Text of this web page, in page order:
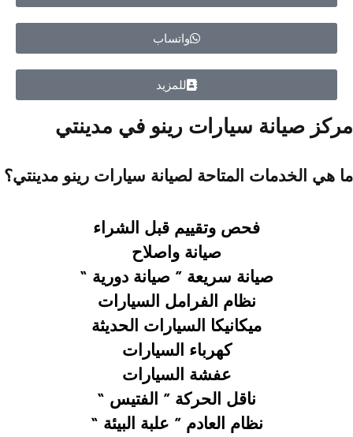
واتساب
للمزيد
مركز صيانة سيارات رينو في مدينتي
ما هي الخدمات المتاحة لصيانة سيارات رينو مدينتي؟
فحص وتقييم قبل الشراء
صيانة واصلاح
صيانة سريعة ” صيانة دورية “
نظام الفرامل السيارات
ميكانيكا السيارات الحديثة
كهرباء السيارات
عفشة السيارات
ناقل الحركة ” الفتيس “
نظام العادم ” علبة البيئة “